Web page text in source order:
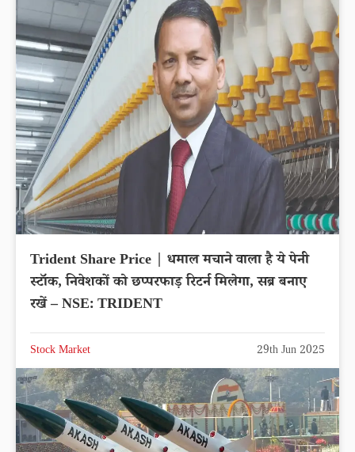
Trident Share Price | धमाल मचाने वाला है ये पेनी
स्टॉक, निवेशकों को छप्परफाड़ रिटर्न मिलेगा, सब्र बनाए
रखें – NSE: TRIDENT
Stock Market 29th Jun 2025